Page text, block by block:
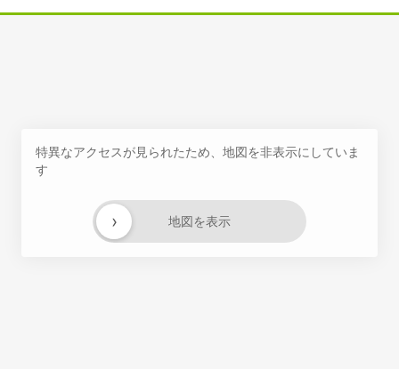
特異なアクセスが見られたため、地図を非表示にしていま
す
地図を表示
›